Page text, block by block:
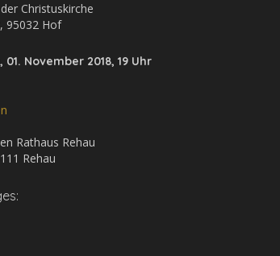
Christuskirche
95032 Hof
November 2018, 19 Uhr
Rathaus Rehau
Rehau